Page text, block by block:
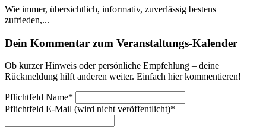
Wie immer, übersichtlich, informativ, zuverlässig bestens
zufrieden,...
Dein Kommentar zum Veranstaltungs-Kalender
Ob kurzer Hinweis oder persönliche Empfehlung – deine
Rückmeldung hilft anderen weiter. Einfach hier kommentieren!
Pflichtfeld Name*
Pflichtfeld E-Mail (wird nicht veröffentlicht)*